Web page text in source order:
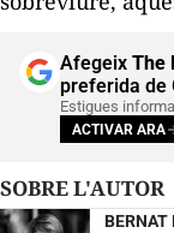
Afegeix The
preferida de
Estigues
ACTIVAR ARA
SOBRE L'AUTOR
BERNAT